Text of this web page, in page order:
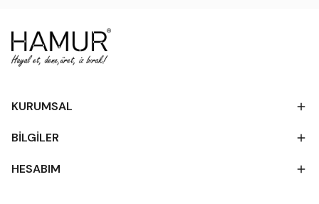
KURUMSAL
BİLGİLER
HESABIM